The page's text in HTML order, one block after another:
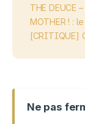
THE DEUCE
MOTHER ! :
[CRITIQUE]
Ne pas